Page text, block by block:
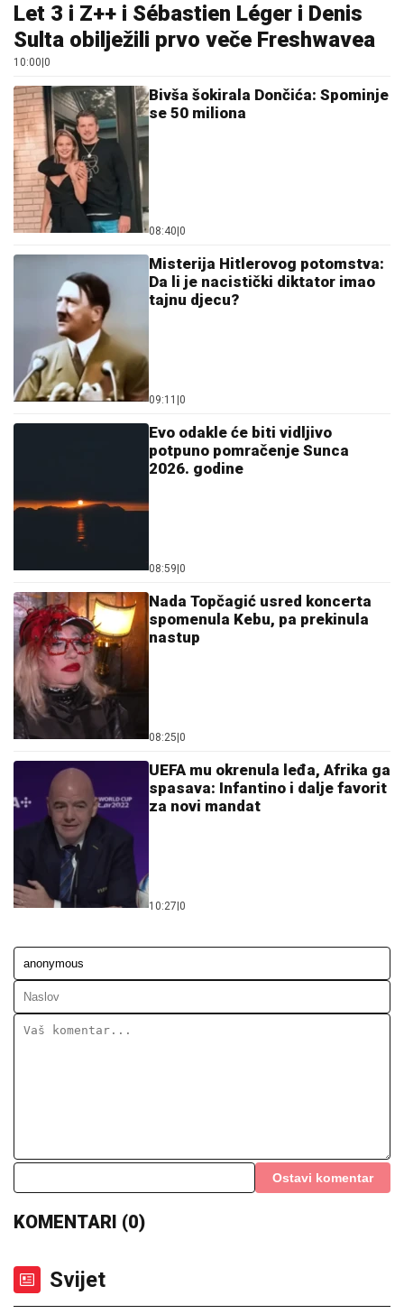
Let 3 i Z++ i Sébastien Léger i Denis
Sulta obilježili prvo veče Freshwavea
10:00 0
Bivša šokirala Dončića: Spominje
se 50 miliona
08:40 0
Misterija Hitlerovog potomstva:
Da li je nacistički diktator imao
tajnu djecu?
09:11 0
Evo odakle će biti vidljivo
potpuno pomračenje Sunca
2026. godine
08:59 0
Nada Topčagić usred koncerta
spomenula Kebu, pa prekinula
nastup
08:25 0
UEFA mu okrenula leđa, Afrika ga
spasava: Infantino i dalje favorit
za novi mandat
10:27 0
Ostavi komentar
KOMENTARI (0)
Svijet